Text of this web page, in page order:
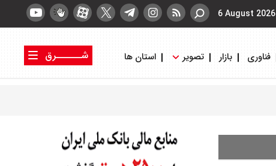
6 August 2026
فناوری بازار تصویر استان ها
شــــــرق